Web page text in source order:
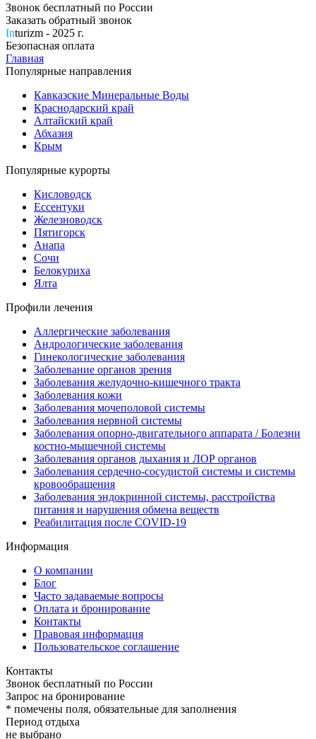
Звонок бесплатный по России
Заказать обратный звонок
Inturizm - 2025 г.
Безопасная оплата
Главная
Популярные направления
Кавказские Минеральные Воды
Краснодарский край
Алтайский край
Абхазия
Крым
Популярные курорты
Кисловодск
Ессентуки
Железноводск
Пятигорск
Анапа
Сочи
Белокуриха
Ялта
Профили лечения
Аллергические заболевания
Андрологические заболевания
Гинекологические заболевания
Заболевание органов зрения
Заболевания желудочно-кишечного тракта
Заболевания кожи
Заболевания мочеполовой системы
Заболевания нервной системы
Заболевания опорно-двигательного аппарата / Болезни
костно-мышечной системы
Заболевания органов дыхания и ЛОР органов
Заболевания сердечно-сосудистой системы и системы
кровообращения
Заболевания эндокринной системы, расстройства
питания и нарушения обмена веществ
Реабилитация после COVID-19
Информация
О компании
Блог
Часто задаваемые вопросы
Оплата и бронирование
Контакты
Правовая информация
Пользовательское соглашение
Контакты
Звонок бесплатный по России
Запрос на бронирование
* помечены поля, обязательные для заполнения
Период отдыха
не выбрано